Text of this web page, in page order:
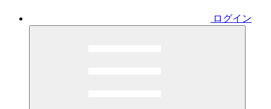
ログイン